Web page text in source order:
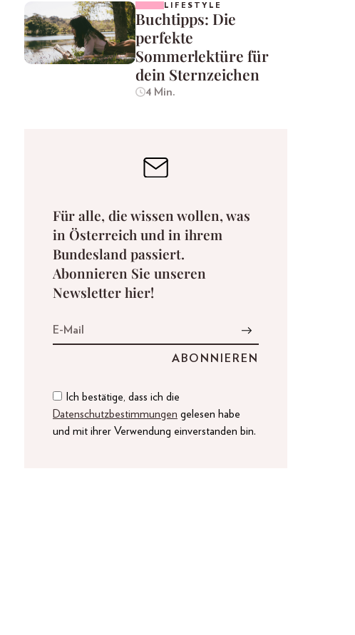
LIFESTYLE
Buchtipps: Die
perfekte
Sommerlektüre für
dein Sternzeichen
4 Min.
Für alle, die wissen wollen, was
in Österreich und in ihrem
Bundesland passiert.
Abonnieren Sie unseren
Newsletter hier!
Ich bestätige, dass ich die
Datenschutzbestimmungen gelesen habe
und mit ihrer Verwendung einverstanden bin.